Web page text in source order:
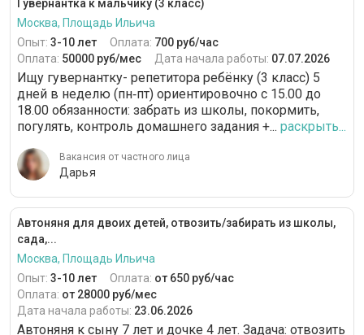
Гувернантка к мальчику (3 класс)
Москва, Площадь Ильича
Опыт: 3-10 лет Оплата: 700 руб/час
Оплата: 50000 руб/мес Дата начала работы: 07.07.2026
Ищу гувернантку- репетитора ребёнку (3 класс) 5
дней в неделю (пн‐пт) ориентировочно с 15.00 до
18.00 обязанности: забрать из школы, покормить,
погулять, контроль домашнего задания +... раскрыть...
Вакансия от частного лица
Дарья
Автоняня для двоих детей, отвозить/забирать из школы,
сада,...
Москва, Площадь Ильича
Опыт: 3-10 лет Оплата: от 650 руб/час
Оплата: от 28000 руб/мес
Дата начала работы: 23.06.2026
Автоняня к сыну 7 лет и дочке 4 лет. Задача: отвозить